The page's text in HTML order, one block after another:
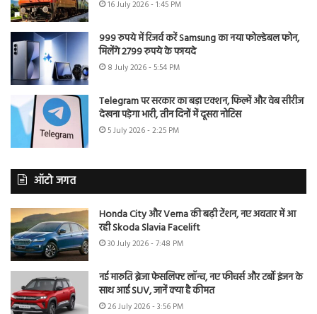
16 July 2026 - 1:45 PM
999 रुपये में रिजर्व करें Samsung का नया फोल्डेबल फोन,
मिलेंगे 2799 रुपये के फायदे
8 July 2026 - 5:54 PM
Telegram पर सरकार का बड़ा एक्शन, फिल्में और वेब सीरीज
देखना पड़ेगा भारी, तीन दिनों में दूसरा नोटिस
5 July 2026 - 2:25 PM
ऑटो जगत
Honda City और Verna की बढ़ी टेंशन, नए अवतार में आ
रही Skoda Slavia Facelift
30 July 2026 - 7:48 PM
नई मारुति ब्रेजा फेसलिफ्ट लॉन्च, नए फीचर्स और टर्बो इंजन के
साथ आई SUV, जानें क्या है कीमत
26 July 2026 - 3:56 PM